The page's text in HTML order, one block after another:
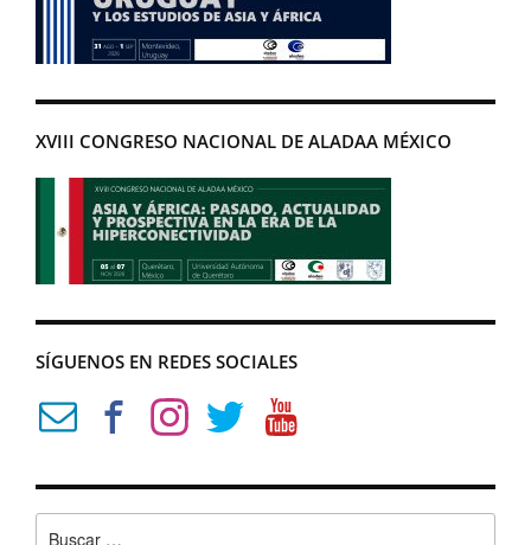
XVIII CONGRESO NACIONAL DE ALADAA MÉXICO
SÍGUENOS EN REDES SOCIALES